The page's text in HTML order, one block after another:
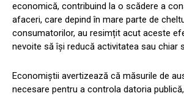
economică, contribuind la o scădere a
afaceri, care depind în mare parte de
consumatorilor, au resimțit acut aceste
nevoite să își reducă activitatea sau chiar
Economiștii avertizează că măsurile de
necesare pentru a controla datoria